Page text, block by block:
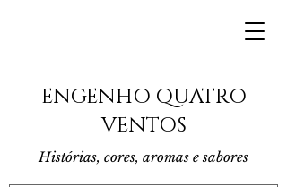
ENGENHO QUATRO
VENTOS
Histórias, cores, aromas e sabores